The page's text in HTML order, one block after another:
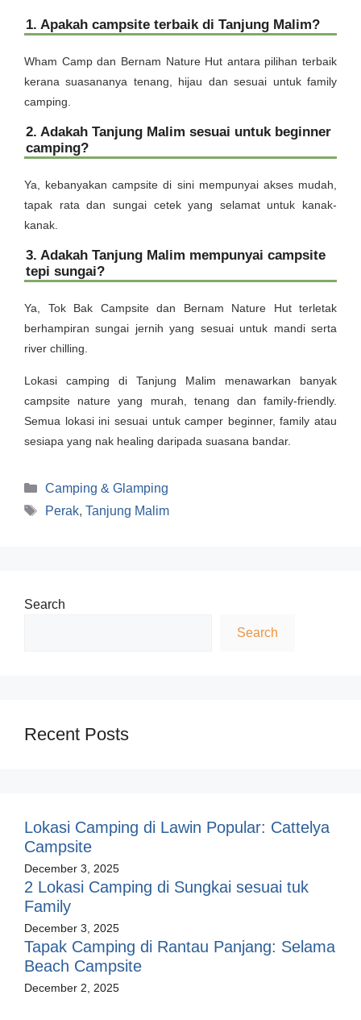
1. Apakah campsite terbaik di Tanjung Malim?
Wham Camp dan Bernam Nature Hut antara pilihan terbaik
kerana suasananya tenang, hijau dan sesuai untuk family
camping.
2. Adakah Tanjung Malim sesuai untuk beginner
camping?
Ya, kebanyakan campsite di sini mempunyai akses mudah,
tapak rata dan sungai cetek yang selamat untuk kanak-
kanak.
3. Adakah Tanjung Malim mempunyai campsite
tepi sungai?
Ya, Tok Bak Campsite dan Bernam Nature Hut terletak
berhampiran sungai jernih yang sesuai untuk mandi serta
river chilling.
Lokasi camping di Tanjung Malim menawarkan banyak
campsite nature yang murah, tenang dan family-friendly.
Semua lokasi ini sesuai untuk camper beginner, family atau
sesiapa yang nak healing daripada suasana bandar.
Categories
Camping & Glamping
Tags
Perak, Tanjung Malim
Search
Search
Recent Posts
Lokasi Camping di Lawin Popular: Cattelya
Campsite
December 3, 2025
2 Lokasi Camping di Sungkai sesuai tuk
Family
December 3, 2025
Tapak Camping di Rantau Panjang: Selama
Beach Campsite
December 2, 2025